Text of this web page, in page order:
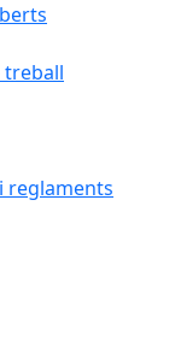
treball
reglaments